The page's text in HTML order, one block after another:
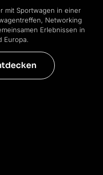
mit Sportwagen in einer
Networking
Erlebnissen in
Europa.